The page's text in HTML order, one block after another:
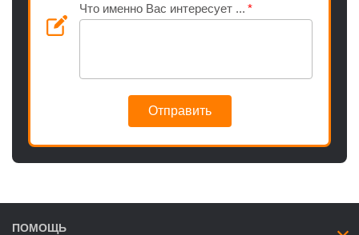
Что именно Вас интересует ...
Отправить
ПОМОЩЬ